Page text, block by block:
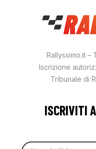
Rallyssimo.it –
Iscrizione
Tribunale di
ISCRIVITI